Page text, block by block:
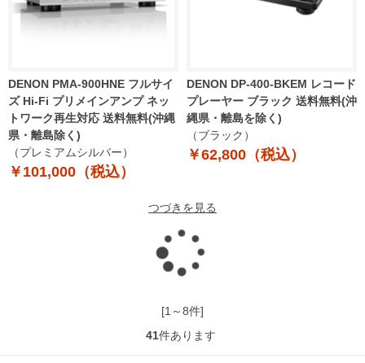
DENON PMA-900HNE フルサイ
ズ Hi-Fi プリメインアンプ ネッ
トワーク再生対応 送料無料(沖縄
県・離島除く)
（プレミアムシルバー）
￥101,000（税込）
DENON DP-400-BKEM レコード
プレーヤー ブラック 送料無料(沖
縄県・離島を除く)
（ブラック）
￥62,800（税込）
つづきを見る
み
[1～8件]
41件あります